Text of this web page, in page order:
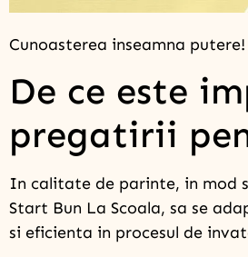
Cunoasterea inseamna putere!
De ce este
pregatirii
In calitate de parinte, in mod
Start Bun La Scoala, sa se
si eficienta in procesul de